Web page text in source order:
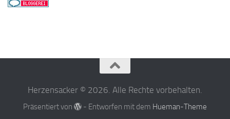
Herzensacker © 2026. Alle Rechte vorbehalten.
Präsentiert von - Entworfen mit dem Hueman-Theme